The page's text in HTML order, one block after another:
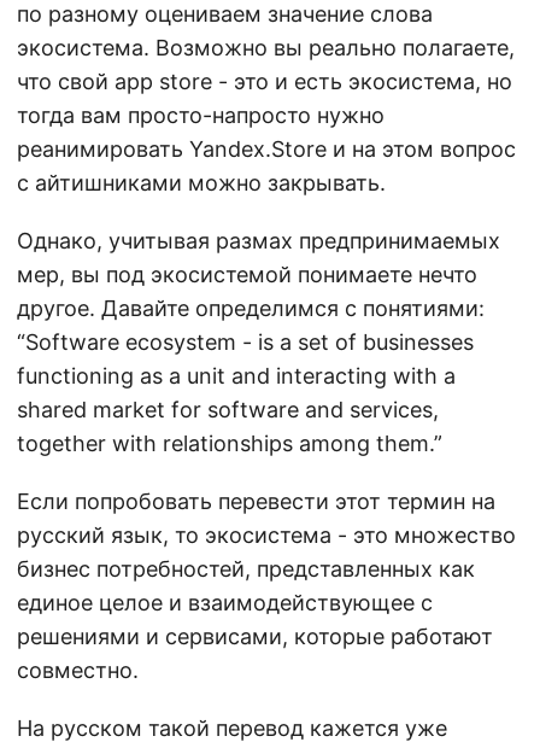
по разному оцениваем значение слова
экосистема. Возможно вы реально полагаете,
что свой app store - это и есть экосистема, но
тогда вам просто-напросто нужно
реанимировать Yandex.Store и на этом вопрос
с айтишниками можно закрывать.
Однако, учитывая размах предпринимаемых
мер, вы под экосистемой понимаете нечто
другое. Давайте определимся с понятиями:
“Software ecosystem - is a set of businesses
functioning as a unit and interacting with a
shared market for software and services,
together with relationships among them.”
Если попробовать перевести этот термин на
русский язык, то экосистема - это множество
бизнес потребностей, представленных как
единое целое и взаимодействующее с
решениями и сервисами, которые работают
совместно.
На русском такой перевод кажется уже